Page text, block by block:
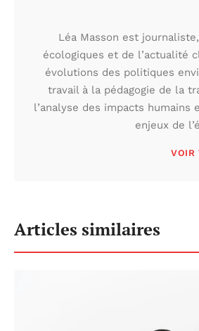
Léa Masson est
écologiques et de l’actualité
évolutions des politiques
travail à la pédagogie de la
l’analyse des impacts
enjeux de
VOIR
Articles similaires